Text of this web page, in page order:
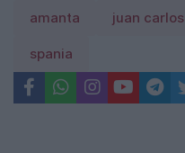
amanta juan carlos
spania